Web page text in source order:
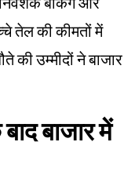
तेल की कीमतों में
की उम्मीदों ने बाजार
बाजार में